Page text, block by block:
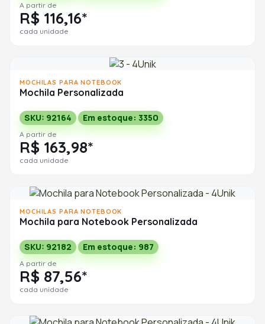
A partir de
R$ 116,16*
cada unidade
MOCHILAS PARA NOTEBOOK
Mochila Personalizada
SKU: 92164 Em estoque: 3350
A partir de
R$ 163,98*
cada unidade
MOCHILAS PARA NOTEBOOK
Mochila para Notebook Personalizada
SKU: 92182 Em estoque: 987
A partir de
R$ 87,56*
cada unidade